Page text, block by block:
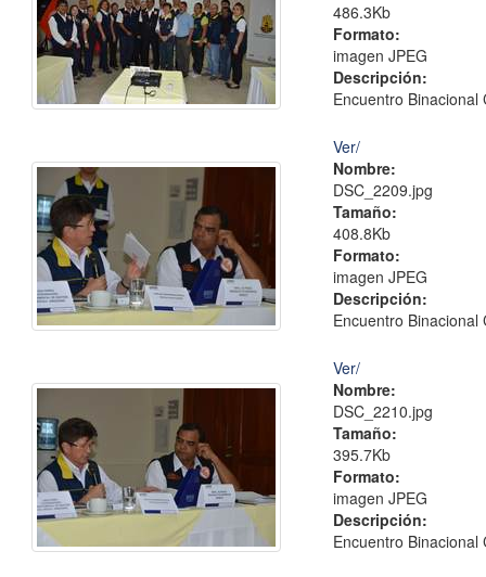
486.3Kb
Formato:
imagen JPEG
Descripción:
Encuentro Binacional
Ver/
Nombre:
DSC_2209.jpg
Tamaño:
408.8Kb
Formato:
imagen JPEG
Descripción:
Encuentro Binacional
Ver/
Nombre:
DSC_2210.jpg
Tamaño:
395.7Kb
Formato:
imagen JPEG
Descripción:
Encuentro Binacional